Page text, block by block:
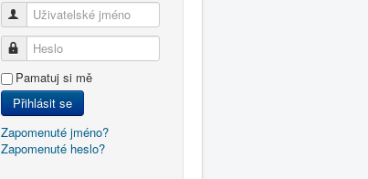
Uživatelské jméno
Heslo
Pamatuj si mě
Přihlásit se
Zapomenuté jméno?
Zapomenuté heslo?